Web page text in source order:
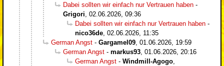
Dabei sollten wir einfach nur Vertrauen haben -
Grigori, 02.06.2026, 09:36
Dabei sollten wir einfach nur Vertrauen haben -
nico36de, 02.06.2026, 11:35
German Angst - Gargamel09, 01.06.2026, 19:59
German Angst - markus93, 01.06.2026, 20:16
German Angst - Windmill-Agogo,